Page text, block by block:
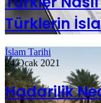
Türklerin
İslam Tarihi
24 Ocak 2021
Hadarilik